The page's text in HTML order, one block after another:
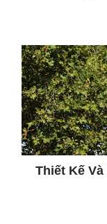
Thiết Kế